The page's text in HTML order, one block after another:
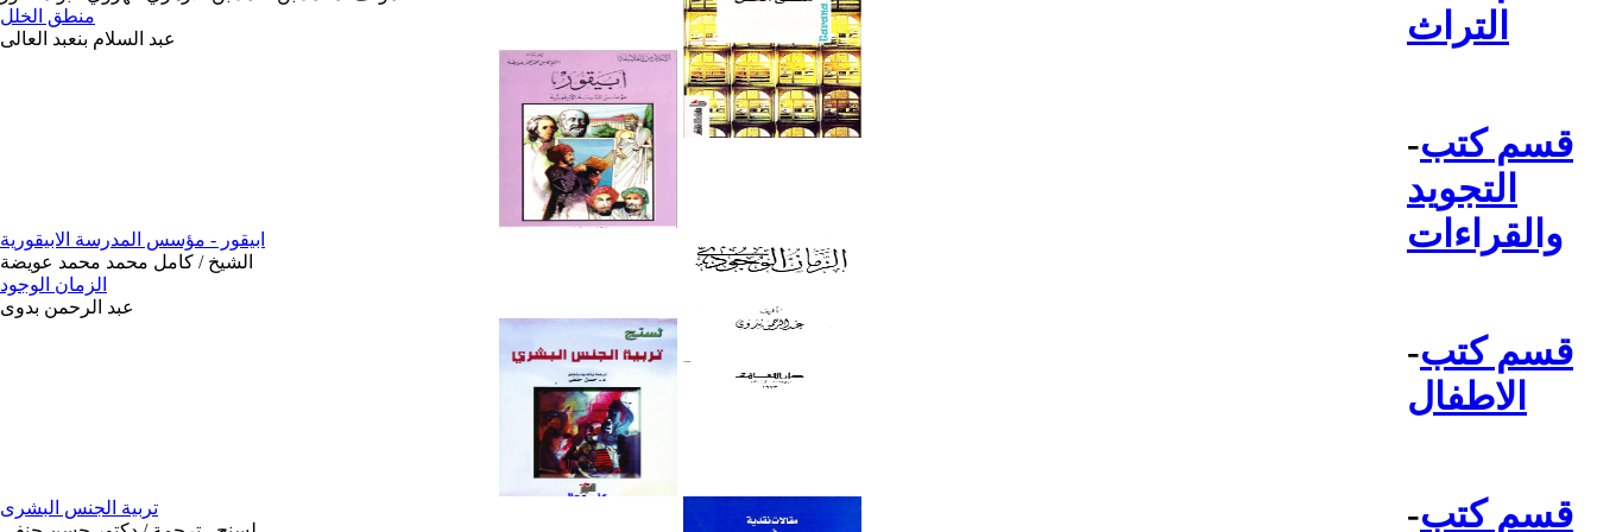
التراث
-قسم كتب
التجويد
والقراءات
-قسم كتب
الاطفال
-قسم كتب
منطق الخلل
عبد السلام بنعبد العالى
ابيقور - مؤسس المدرسة الابيقورية
الشيخ / كامل محمد محمد عويضة
الزمان الوجود
عبد الرحمن بدوى
تربية الجنس البشرى